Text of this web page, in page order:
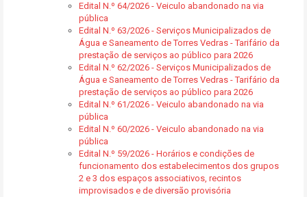
Edital N.º 64/2026 - Veiculo abandonado na via
pública
Edital N.º 63/2026 - Serviços Municipalizados de
Água e Saneamento de Torres Vedras - Tarifário da
prestação de serviços ao público para 2026
Edital N.º 62/2026 - Serviços Municipalizados de
Água e Saneamento de Torres Vedras - Tarifário da
prestação de serviços ao público para 2026
Edital N.º 61/2026 - Veiculo abandonado na via
pública
Edital N.º 60/2026 - Veiculo abandonado na via
pública
Edital N.º 59/2026 - Horários e condições de
funcionamento dos estabelecimentos dos grupos
2 e 3 dos espaços associativos, recintos
improvisados e de diversão provisória